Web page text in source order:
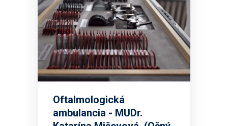
Oftalmologická
ambulancia - MUDr.